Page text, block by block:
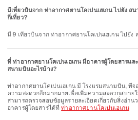
มีเที่ยวบินจาก ท่าอากาศยานโคเปนเฮเกน ไปยัง ส
กี่เที่ยว?
มี 9 เที่ยวบินจาก ท่าอากาศยานโคเปนเฮเกน ไปยั
ที่ ท่าอากาศยานโคเปนเฮเกน มีอาคารผู้โดยสารแ
สนามบินอะไรบ้าง?
ท่าอากาศยานโคเปนเฮเกน มี โรงแรมสนามบิน, ที่จอดรถ, รถไฟ และสิ่งอำนวย
ความสะดวกอีกมากมายเพื่อเพิ่มความสะดวกสบา
สามารถตรวจสอบข้อมูลรายละเอียดเกี่ยวกับสิ่งอำ
อาคารผู้โดยสารได้ที่ท่าอากาศยานโคเปนเฮเกน